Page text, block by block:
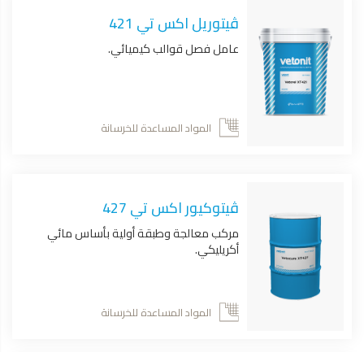
ڤيتوريل اكس تي 421
عامل فصل قوالب كيميائي.
المواد المساعدة للخرسانة
ڤيتوكيور اكس تي 427
مركب معالجة وطبقة أولية بأساس مائي
أكريليكي.
المواد المساعدة للخرسانة